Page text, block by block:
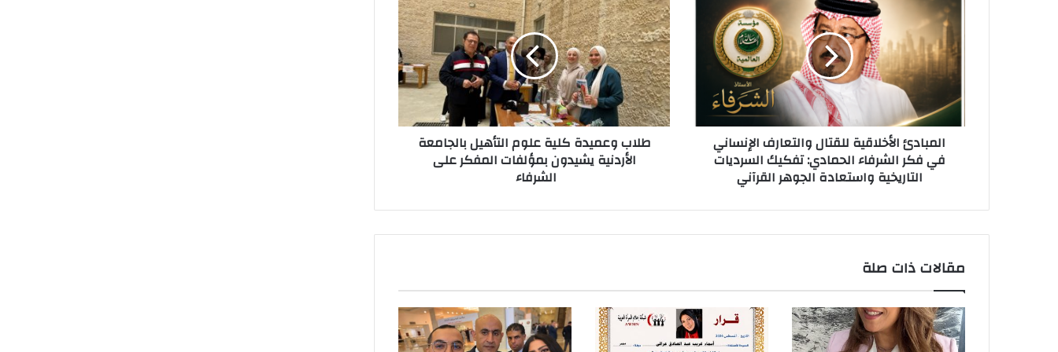
المبادئ الأخلاقية للقتال والتعارف الإنساني
في فكر الشرفاء الحمادي: تفكيك السرديات
التاريخية واستعادة الجوهر القرآني
طلاب وعميدة كلية علوم التأهيل بالجامعة
الأردنية يشيدون بمؤلفات المفكر على
الشرفاء
مقالات ذات صلة